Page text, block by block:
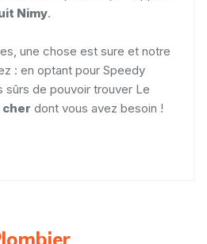
Nimy.
une chose est sure et notre
: en optant pour Speedy
sûrs de pouvoir trouver Le
cher dont vous avez besoin !